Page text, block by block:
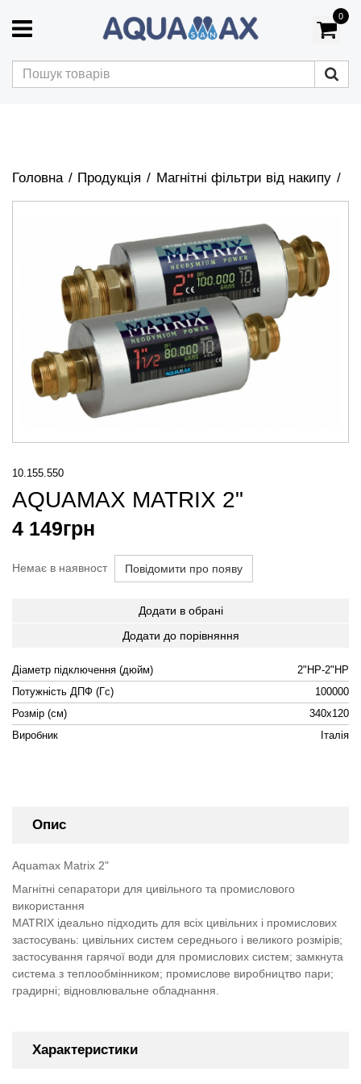
0
Головна Продукція Магнітні фільтри від накипу
10.155.550
AQUAMAX MATRIX 2"
4 149грн
Немає в наявност Повідомити про появу
Додати в обрані
Додати до порівняння
Діаметр підключення (дюйм)
2"НР-2"НР
Потужність ДПФ (Гс)
100000
Розмір (см)
340х120
Виробник
Італія
Опис
Aquamax Matrix 2"
Магнітні сепаратори для цивільного та промислового
використання
MATRIX ідеально підходить для всіх цивільних і промислових
застосувань: цивільних систем середнього і великого розмірів;
застосування гарячої води для промислових систем; замкнута
система з теплообмінником; промислове виробництво пари;
градирні; відновлювальне обладнання.
Характеристики